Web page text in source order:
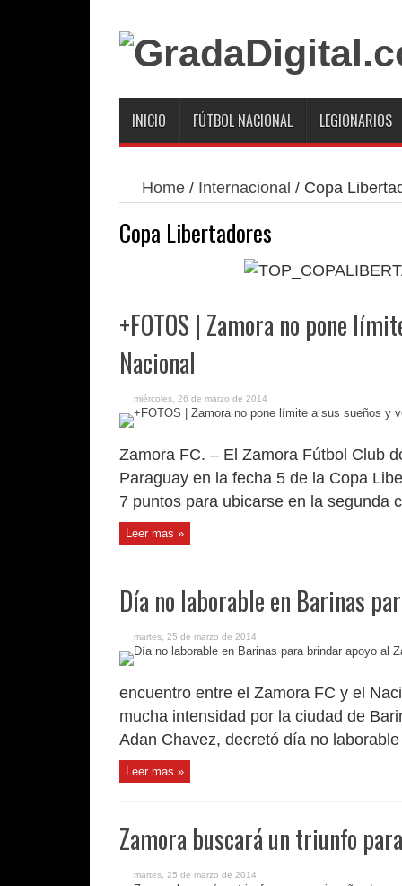
INICIO FÚTBOL NACIONAL LEGIONARIOS
Home/ Internacional / Copa
Copa Libertadores
+FOTOS | Zamora no pone
Nacional
miércoles, 26 de marzo de 2014
Zamora FC. – El Zamora Fútbol Club
Paraguay en la fecha 5 de la Copa
7 puntos para ubicarse en la segunda
Leer mas »
Día no laborable en Barinas
martes, 25 de marzo de 2014
encuentro entre el Zamora FC y el
mucha intensidad por la ciudad de
Adan Chavez, decretó día no
Leer mas »
Zamora buscará un triunfo
martes, 25 de marzo de 2014